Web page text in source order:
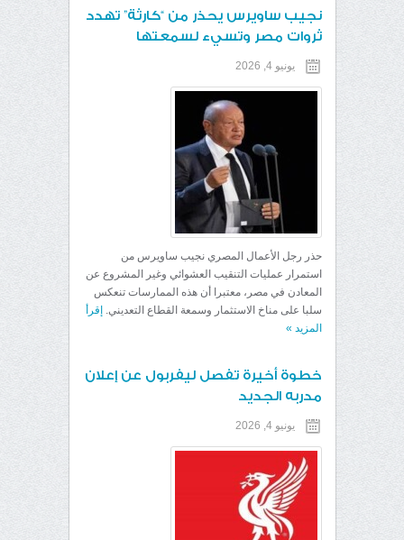
نجيب ساويرس يحذر من “كارثة” تهدد
ثروات مصر وتسيء لسمعتها
يونيو 4, 2026
حذر رجل الأعمال المصري نجيب ساويرس من
استمرار عمليات التنقيب العشوائي وغير المشروع عن
المعادن في مصر، معتبرا أن هذه الممارسات تنعكس
سلبا على مناخ الاستثمار وسمعة القطاع التعديني. إقرأ
المزيد »
خطوة أخيرة تفصل ليفربول عن إعلان
مدربه الجديد
يونيو 4, 2026